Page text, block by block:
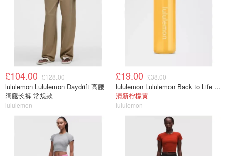
£104.00 £128.00
lululemon Lululemon Daydrift 高腰
阔腿长裤 常规款
lululemon
£19.00 £38.00
lululemon Lululemon Back to Life 运动水瓶 24oz 吸管盖
清新柠檬黄
lululemon